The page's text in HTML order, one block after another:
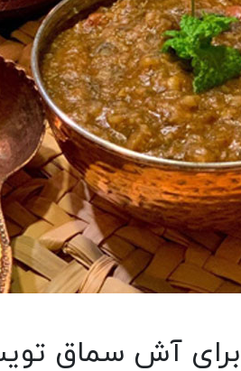
برای آش سماق